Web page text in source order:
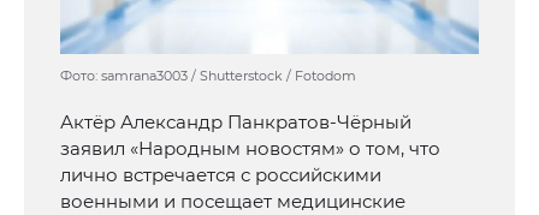
Фото: samrana3003 / Shutterstock / Fotodom
Актёр Александр Панкратов-Чёрный
заявил «Народным новостям» о том, что
лично встречается с российскими
военными и посещает медицинские